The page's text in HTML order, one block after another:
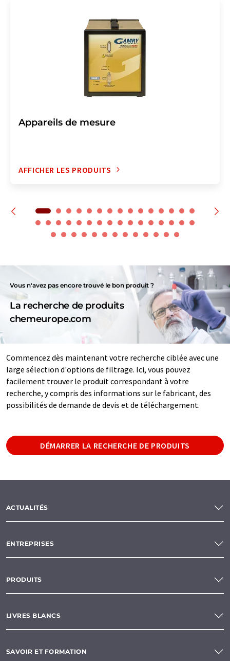
Appareils de mesure
AFFICHER LES PRODUITS
Vous n'avez pas encore trouvé le bon produit ?
La recherche de produits
chemeurope.com
Commencez dès maintenant votre recherche ciblée avec une
large sélection d'options de filtrage. Ici, vous pouvez
facilement trouver le produit correspondant à votre
recherche, y compris des informations sur le fabricant, des
possibilités de demande de devis et de téléchargement.
DÉMARRER LA RECHERCHE DE PRODUITS
ACTUALITÉS
ENTREPRISES
PRODUITS
LIVRES BLANCS
SAVOIR ET FORMATION